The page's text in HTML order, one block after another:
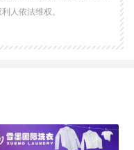
人依法维权。